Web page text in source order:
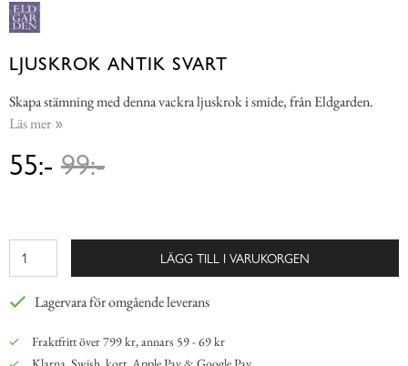
LJUSKROK ANTIK SVART
Skapa stämning med denna vackra ljuskrok i smide, från Eldgarden.
Läs mer
55:- 99:-
LÄGG TILL I VARUKORGEN
Lagervara för omgående leverans
Fraktfritt över 799 kr, annars 59 - 69 kr